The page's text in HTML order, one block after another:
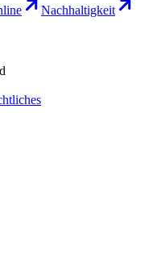
Nachhaltigkeit